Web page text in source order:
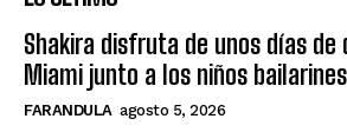
Shakira disfruta de unos días de
Miami junto a los niños
FARANDULA agosto 5, 2026